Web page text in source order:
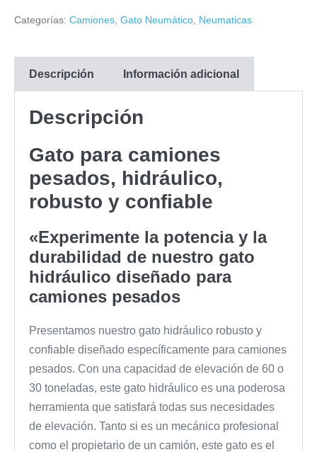
Categorías: Camiones Gato Neumático Neumaticas
Descripción Información adicional
Descripción
Gato para camiones
pesados, hidráulico,
robusto y confiable
«Experimente la potencia y la
durabilidad de nuestro gato
hidráulico diseñado para
camiones pesados
Presentamos nuestro gato hidráulico robusto y
confiable diseñado específicamente para camiones
pesados. Con una capacidad de elevación de 60 o
30 toneladas, este gato hidráulico es una poderosa
herramienta que satisfará todas sus necesidades
de elevación. Tanto si es un mecánico profesional
como el propietario de un camión, este gato es el